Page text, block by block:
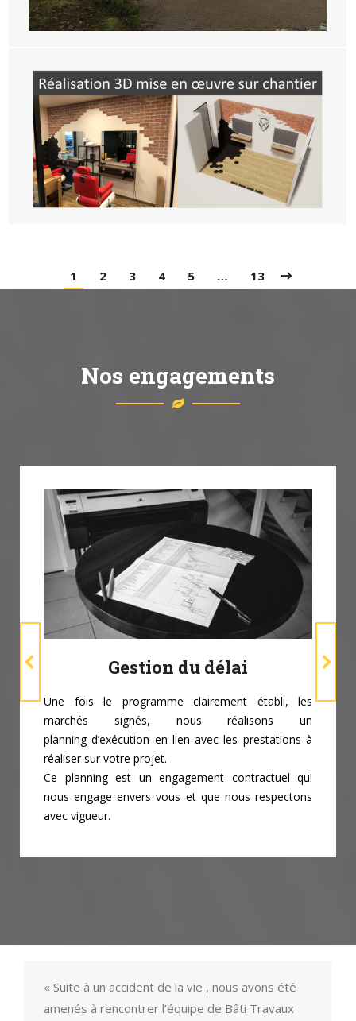
1 2 3 4 5 … 13
Nos engagements
Gestion du délai
Une fois le programme clairement établi, les
marchés signés, nous réalisons un
planningd’exécution en lien avec les prestations à
réaliser sur votre projet.
Ce planning est un engagement contractuel qui
nous engage envers vous et que nous respectons
avec vigueur.
« Suite à un accident de la vie , nous avons été
amenés à rencontrer l’équipe de Bâti Travaux